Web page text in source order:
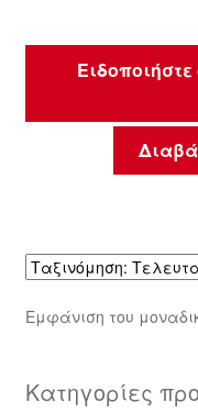
Εμφάνιση του
Κατηγορίες